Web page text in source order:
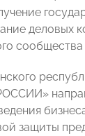
деловых
сообщества
защиты